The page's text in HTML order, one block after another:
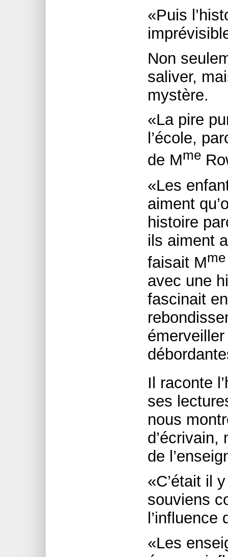
«Puis
Non
saliver,
mystère.
«La pire
l’école,
de Mme
«Les
aiment
histoire
ils aiment
faisait Mme
avec une
fascinait
Il raconte
ses
nous
d’écrivain,
de
«C’était il
souviens
«Les